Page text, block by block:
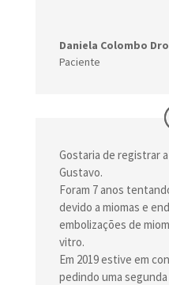
Daniela Colombo
Paciente
Gostaria de registrar
Gustavo.
Foram 7 anos
devido a miomas e
embolizações de
vitro.
Em 2019 estive em
pedindo uma